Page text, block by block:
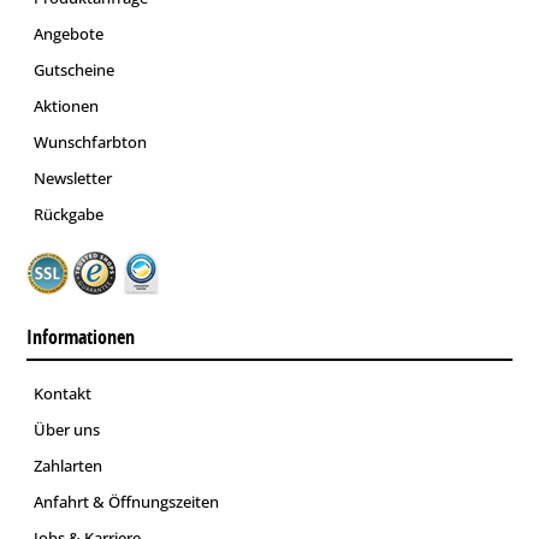
Angebote
Gutscheine
Aktionen
Wunschfarbton
Newsletter
Rückgabe
Informationen
Kontakt
Über uns
Zahlarten
Anfahrt & Öffnungszeiten